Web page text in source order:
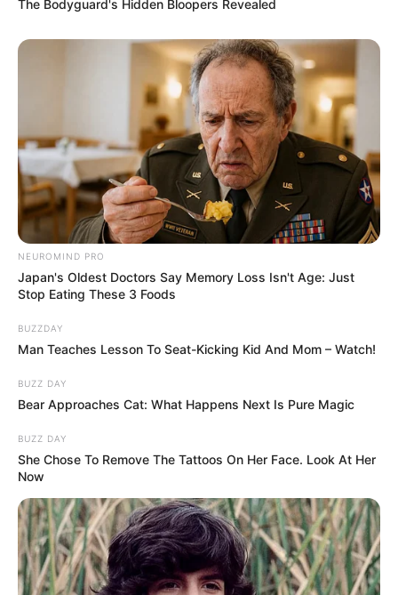
The Bodyguard's Hidden Bloopers Revealed
NEUROMIND PRO
Japan's Oldest Doctors Say Memory Loss Isn't Age: Just
Stop Eating These 3 Foods
BUZZDAY
Man Teaches Lesson To Seat-Kicking Kid And Mom – Watch!
BUZZ DAY
Bear Approaches Cat: What Happens Next Is Pure Magic
BUZZ DAY
She Chose To Remove The Tattoos On Her Face. Look At Her
Now